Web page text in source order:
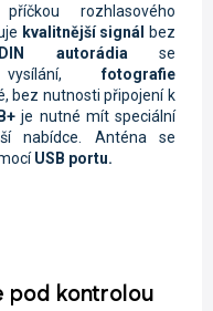
rozhlasového
kvalitnější signál
bez
autorádia se
fotografie
bez nutnosti připojení k
je nutné mít speciální
nabídce. Anténa se
USB portu.
pod kontrolou